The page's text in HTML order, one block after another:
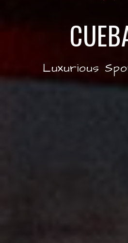
Luxurious